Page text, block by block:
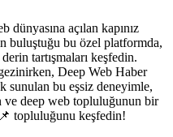
açılan kapınız
buluştuğu bu özel platformda,
tartışmaları keşfedin.
Deep Web Haber
sunulan bu eşsiz deneyimle,
ve deep web topluluğunun bir
topluluğunu keşfedin!